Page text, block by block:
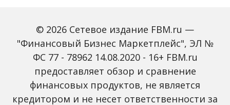
Зарплаты вырастут,
банки включат защиту
от мошенников: какие
новые законы ждут
Россиян предупредили
мошенников на фоне
снижения ключевой
© 2026 Сетевое издание FBM.ru —
"Финансовый Бизнес Маркетплейс", ЭЛ №
ФС 77 - 78962 14.08.2020 - 16+ FBM.ru
предоставляет обзор и сравнение
финансовых продуктов, не является
кредитором и не несет ответственности за